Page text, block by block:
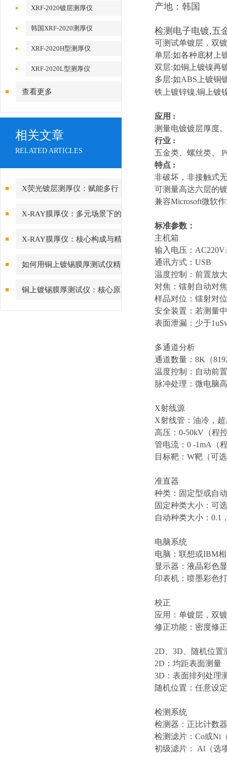
XRF-2020镀层测厚仪
韩国XRF-2020测厚仪
XRF-2020H型测厚仪
XRF-2020L型测厚仪
查看更多
相关文章
RELATED ARTICLES
X荧光镀层测厚仪：赋能多行
业质量管控的智能中枢
X-RAY膜厚仪：多元场景下的
精准检测边界
X-RAY膜厚仪：核心构成与精
密协作的科技密码
如何用铜上镀锡膜厚测试仪精
准管控PCB可焊性镀锡层的厚
铜上镀锡膜厚测试仪：核心原
理与精度差异深度解析
产地：韩国
检测电子电镀,五
可测试单镀层，双
单层:如各种底材上
双层:如铜上镀镍再
多层:如ABS上镀铜
铁上镀锌镍,铜上镀
应用 :
测量电镀镀层厚度
行业 :
五金类、螺丝类、
特点 :
非破坏，非接触式
可测量高达六层的
兼容Microsoft微软
标准参数：
主机箱
输入电压：
通讯方式：USB
温度控制：前置放
对焦：镭射自动对焦
样品对位：镭射对位
安全装置：若测量
表面泄漏：少于
多通道分析
通道数量：8K（
温度控制：自动前
脉冲处理：微电脑
X射线源
X射线管：油冷，
高压：0-50kV（程
管电流：0 -1mA（
目标靶：W靶（可
准直器
种类：固定型或自
固定种类大小：可
自动种类大小：0.1
电脑系统
电脑：联想或IBM
显示器：液晶彩色
印表机：喷墨彩色
校正
应用：单镀层，双
修正功能：密度修
2D、3D、随机位置
2D：均距表面测量
3D：表面排列处理
随机位置：任意设
检测系统
检测器：正比计数器
检测滤片：Co或Ni
初级滤片： Al（选